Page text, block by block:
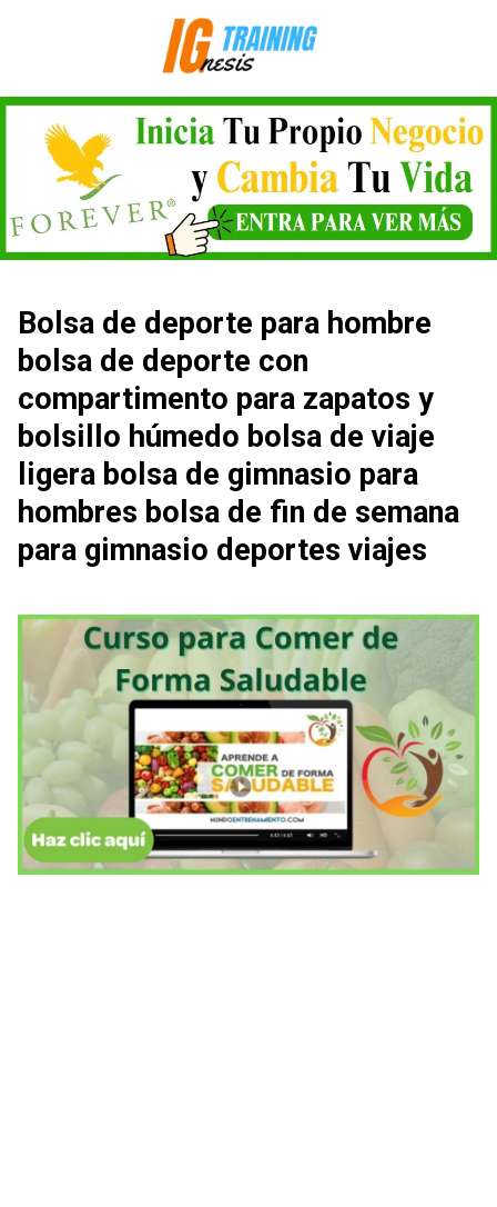
Bolsa de deporte para hombre
bolsa de deporte con
compartimento para zapatos y
bolsillo húmedo bolsa de viaje
ligera bolsa de gimnasio para
hombres bolsa de fin de semana
para gimnasio deportes viajes